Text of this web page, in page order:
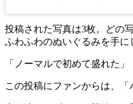
投稿された写真は3枚。どの
ふわふわのぬいぐるみを手に
「ノーマルで初めて盛れた
この投稿にファンからは、